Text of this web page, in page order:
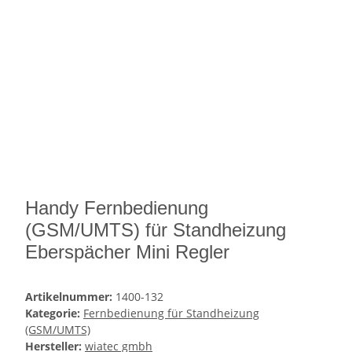
Handy Fernbedienung
(GSM/UMTS) für Standheizung
Eberspächer Mini Regler
Artikelnummer: 1400-132
Kategorie: Fernbedienung für Standheizung
(GSM/UMTS)
Hersteller: wiatec gmbh